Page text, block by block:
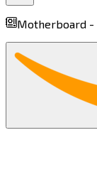
Motherboard -